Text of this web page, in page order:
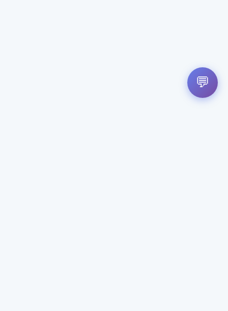
💬